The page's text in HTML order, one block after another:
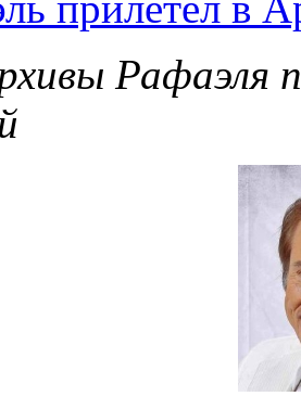
Рафаэля